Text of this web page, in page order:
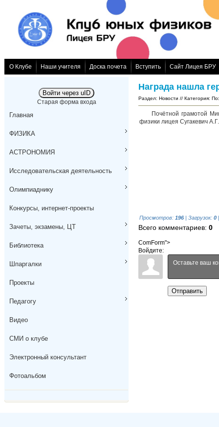
О Клубе Наши учителя Доска почета Вступить Сайт Лицея БРУ
Войти через uID
Старая форма входа
Главная
ФИЗИКА
АСТРОНОМИЯ
Исследовательская деятельность
Олимпиаднику
Конкурсы, интернет-проекты
Зачеты, экзамены, ЦТ
Библиотека
Шпаргалки
Проекты
Педагогу
Видео
СМИ о клубе
Электронный консультант
Фотоальбом
Награда нашла
Раздел: Новости // Категория:
Почётной грамотой
физики лицея Сугакевич А.Г.
Просмотров: 196 | Загрузок: 0
Всего комментариев: 0
ComForm">
Войдите:
Отправить